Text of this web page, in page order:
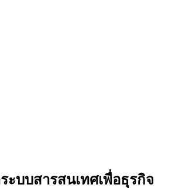
บบสารสนเทศเพื่อธุรกิจ